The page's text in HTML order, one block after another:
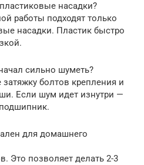
насадки?
работы подходят только
насадки. Пластик быстро
сильно шуметь?
болтов крепления и
Если шум идет изнутри —
для домашнего
Это позволяет делать 2-3